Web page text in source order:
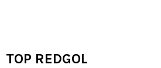
TOP REDGOL